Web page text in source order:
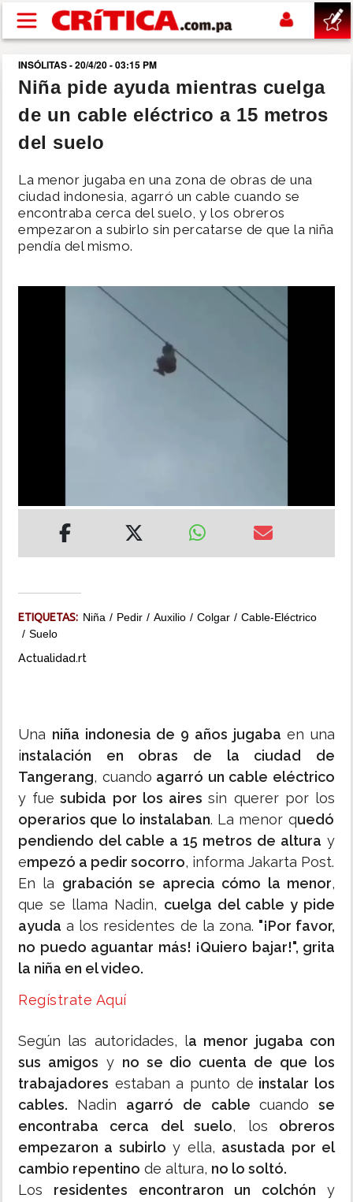
Pasar al contenido principal
buscar
SUCESOS
POLÍTICA
SHOW
INSÓLITAS - 20/4/20 - 03:15 PM
Niña pide ayuda mientras cuelga
de un cable eléctrico a 15 metros
del suelo
La menor jugaba en una zona de obras de una
ciudad indonesia, agarró un cable cuando se
encontraba cerca del suelo, y los obreros
empezaron a subirlo sin percatarse de que la niña
pendía del mismo.
ETIQUETAS: Niña Pedir Auxilio Colgar
Cable-Eléctrico
Suelo
Actualidad.rt
Una niña indonesia de 9 años jugaba en una
instalación en obras de la ciudad de
Tangerang, cuando agarró un cable eléctrico
y fue subida por los airessin querer por los
operarios que lo instalaban. La menor quedó
pendiendo del cable a 15 metros de altura y
empezó a pedir socorro, informa Jakarta Post.
En la grabación se aprecia cómo la menor,
que se llama Nadin, cuelga del cable y pide
ayuda a los residentes de la zona. "¡Por favor,
no puedo aguantar más! ¡Quiero bajar!", grita
la niña en el video.
Regístrate Aquí
Según las autoridades, la menor jugaba con
sus amigos y no se dio cuenta de que los
trabajadores estaban a punto de instalar los
cables. Nadin agarró de cablecuando se
encontraba cerca del suelo, los obreros
empezaron a subirlo y ella, asustada por el
cambio repentino de altura, no lo soltó.
Los residentes encontraron un colchón y